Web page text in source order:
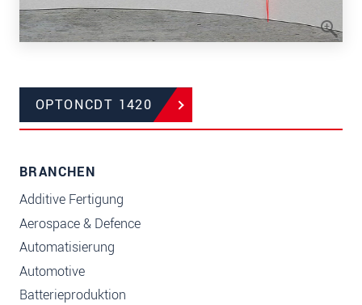
OPTONCDT 1420
BRANCHEN
Additive Fertigung
Aerospace & Defence
Automatisierung
Automotive
Batterieproduktion